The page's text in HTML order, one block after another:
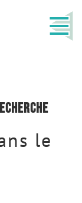
le